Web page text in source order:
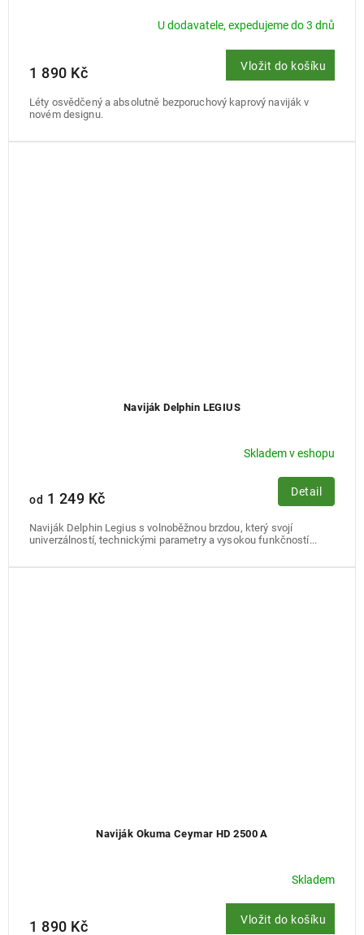
U dodavatele, expedujeme do 3 dnů
1 890 Kč Vložit do košíku
Léty osvědčený a absolutně bezporuchový kaprový naviják v
novém designu.
Naviják Delphin LEGIUS
Skladem v eshopu
od 1 249 Kč Detail
Naviják Delphin Legius s volnoběžnou brzdou, který svojí
univerzálností, technickými parametry a vysokou funkčností...
Naviják Okuma Ceymar HD 2500 A
Skladem
1 890 Kč Vložit do košíku